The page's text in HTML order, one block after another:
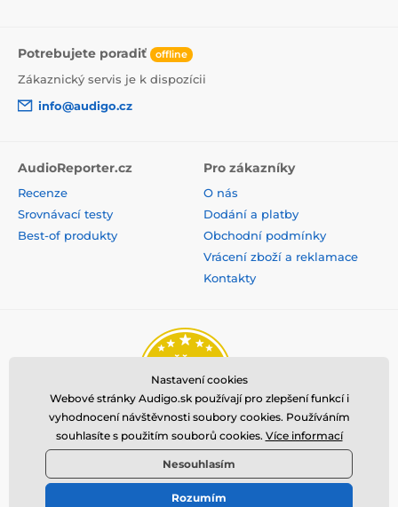
Potrebujete poradiť offline
Zákaznický servis je k dispozícii
info@audigo.cz
AudioReporter.cz
Recenze
Srovnávací testy
Best-of produkty
Pro zákazníky
O nás
Dodání a platby
Obchodní podmínky
Vrácení zboží a reklamace
Kontakty
© 2026 www.audigo.sk ⦁ E-shop vytvorila
Nastavení cookies
Webové stránky Audigo.sk používají pro zlepšení funkcí i
vyhodnocení návštěvnosti soubory cookies. Používáním
souhlasíte s použitím souborů cookies. Více informací
Nesouhlasím
Rozumím